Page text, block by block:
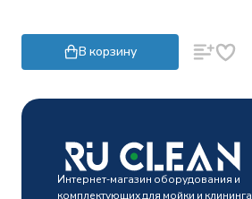
В корзину
Интернет-магазин оборудования и
комплектующих для мойки и клининга